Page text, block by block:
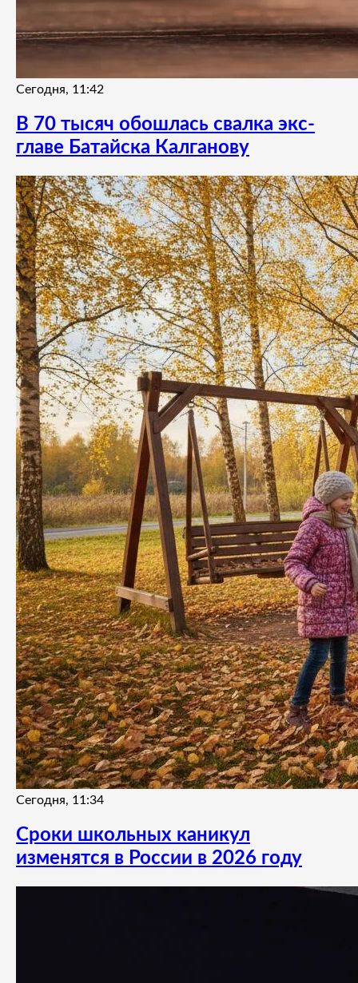
Сегодня, 11:42
В 70 тысяч обошлась свалка экс-
главе Батайска Калганову
Сегодня, 11:34
Сроки школьных каникул
изменятся в России в 2026 году